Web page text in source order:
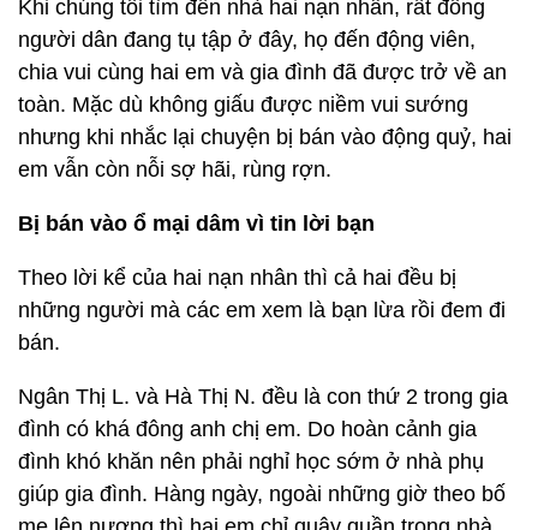
Khi chúng tôi tìm đến nhà hai nạn nhân, rất đông
người dân đang tụ tập ở đây, họ đến động viên,
chia vui cùng hai em và gia đình đã được trở về an
toàn. Mặc dù không giấu được niềm vui sướng
nhưng khi nhắc lại chuyện bị bán vào động quỷ, hai
em vẫn còn nỗi sợ hãi, rùng rợn.
Bị bán vào ổ mại dâm vì tin lời bạn
Theo lời kể của hai nạn nhân thì cả hai đều bị
những người mà các em xem là bạn lừa rồi đem đi
bán.
Ngân Thị L. và Hà Thị N. đều là con thứ 2 trong gia
đình có khá đông anh chị em. Do hoàn cảnh gia
đình khó khăn nên phải nghỉ học sớm ở nhà phụ
giúp gia đình. Hàng ngày, ngoài những giờ theo bố